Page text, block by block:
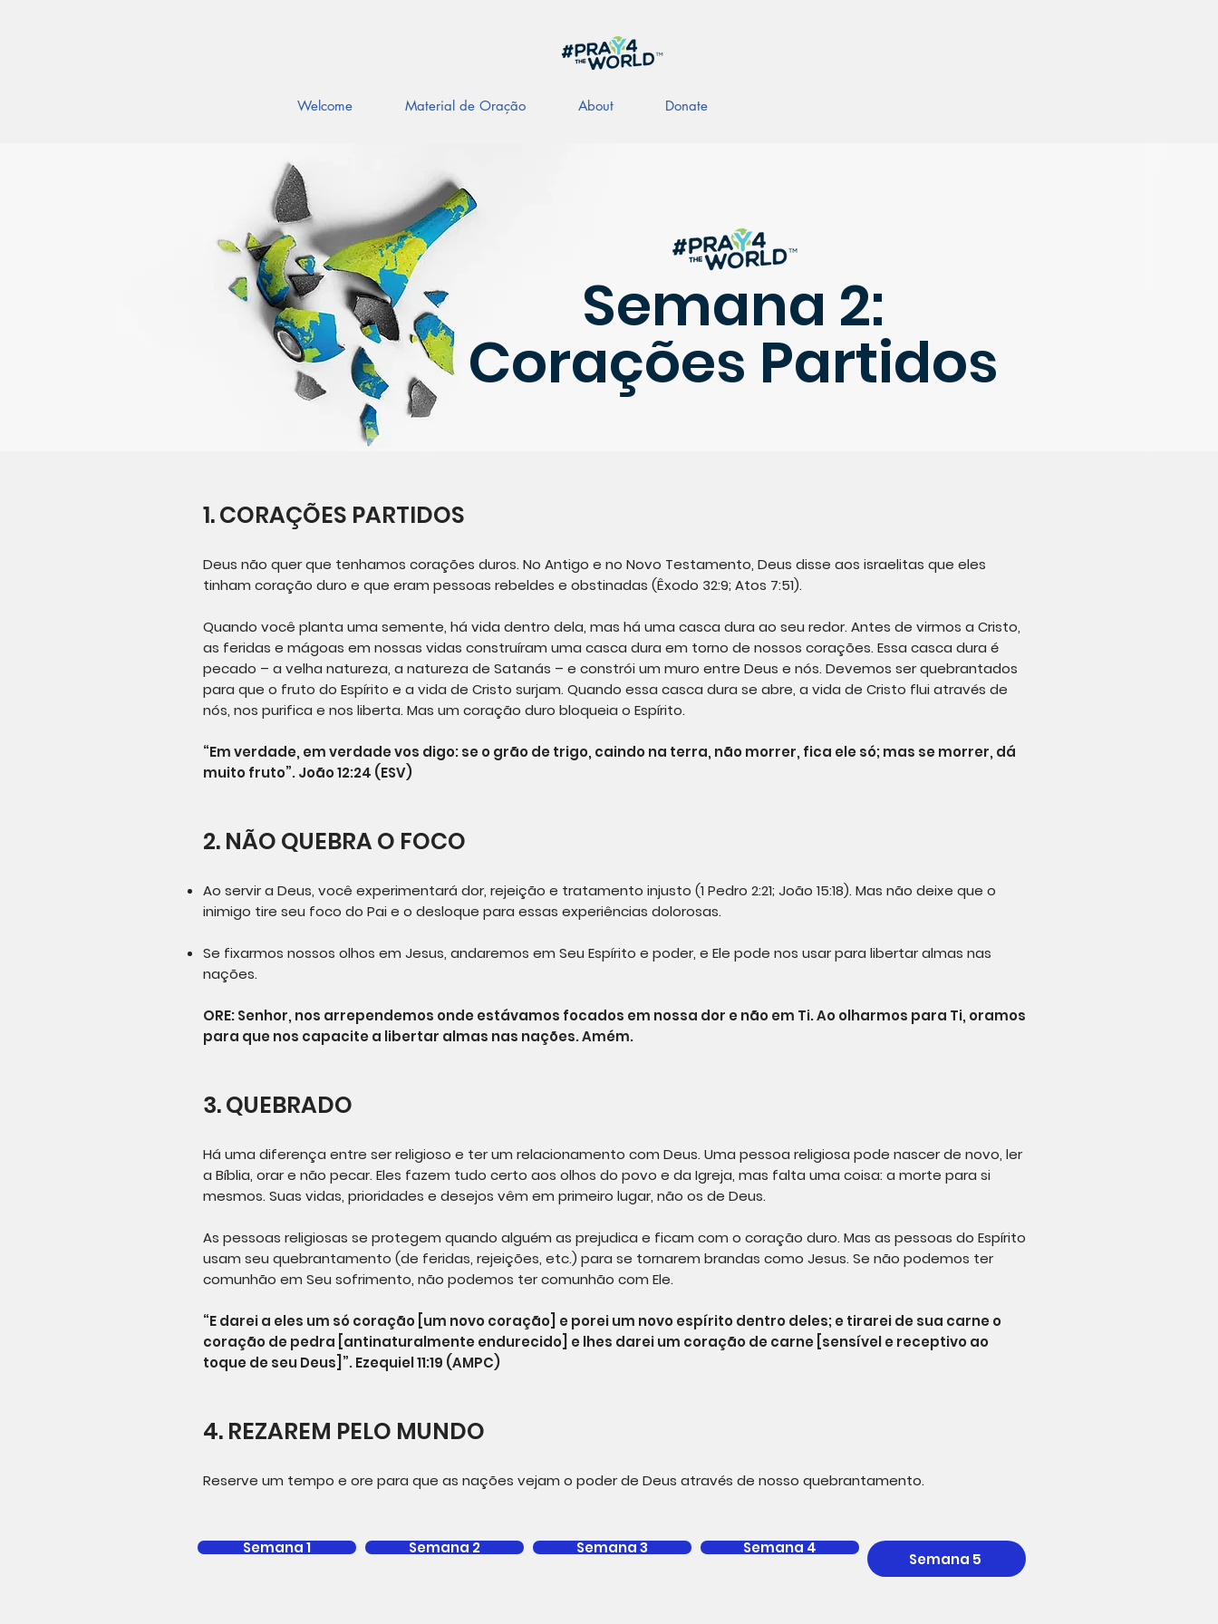
Welcome Material de Oração About Donate
Semana 2:
Corações Partidos
1. CORAÇÕES PARTIDOS
Deus não quer que tenhamos corações duros. No Antigo e no Novo Testamento, Deus disse aos israelitas que eles
tinham coração duro e que eram pessoas rebeldes e obstinadas (Êxodo 32:9; Atos 7:51).
Quando você planta uma semente, há vida dentro dela, mas há uma casca dura ao seu redor. Antes de virmos a Cristo,
as feridas e mágoas em nossas vidas construíram uma casca dura em torno de nossos corações. Essa casca dura é
pecado – a velha natureza, a natureza de Satanás – e constrói um muro entre Deus e nós. Devemos ser quebrantados
para que o fruto do Espírito e a vida de Cristo surjam. Quando essa casca dura se abre, a vida de Cristo flui através de
nós, nos purifica e nos liberta. Mas um coração duro bloqueia o Espírito.
“Em verdade, em verdade vos digo: se o grão de trigo, caindo na terra, não morrer, fica ele só; mas se morrer, dá
muito fruto”. João 12:24 (ESV)
2. NÃO QUEBRA O FOCO
Ao servir a Deus, você experimentará dor, rejeição e tratamento injusto (1 Pedro 2:21; João 15:18). Mas não deixe que o
inimigo tire seu foco do Pai e o desloque para essas experiências dolorosas.
Se fixarmos nossos olhos em Jesus, andaremos em Seu Espírito e poder, e Ele pode nos usar para libertar almas nas
nações.
ORE: Senhor, nos arrependemos onde estávamos focados em nossa dor e não em Ti. Ao olharmos para Ti, oramos
para que nos capacite a libertar almas nas nações. Amém.
3. QUEBRADO
Há uma diferença entre ser religioso e ter um relacionamento com Deus. Uma pessoa religiosa pode nascer de novo, ler
a Bíblia, orar e não pecar. Eles fazem tudo certo aos olhos do povo e da Igreja, mas falta uma coisa: a morte para si
mesmos. Suas vidas, prioridades e desejos vêm em primeiro lugar, não os de Deus.
As pessoas religiosas se protegem quando alguém as prejudica e ficam com o coração duro. Mas as pessoas do Espírito
usam seu quebrantamento (de feridas, rejeições, etc.) para se tornarem brandas como Jesus. Se não podemos ter
comunhão em Seu sofrimento, não podemos ter comunhão com Ele.
“E darei a eles um só coração [um novo coração] e porei um novo espírito dentro deles; e tirarei de sua carne o
coração de pedra [antinaturalmente endurecido] e lhes darei um coração de carne [sensível e receptivo ao
toque de seu Deus]”. Ezequiel 11:19 (AMPC)
4. REZAREM PELO MUNDO
Reserve um tempo e ore para que as nações vejam o poder de Deus através de nosso quebrantamento.
Semana 1 Semana 2 Semana 3 Semana 4
Semana 5